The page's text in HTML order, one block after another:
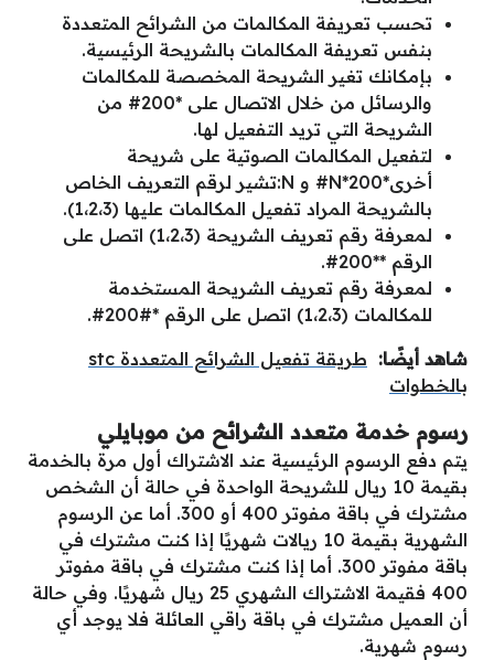
تحسب تعريفة المكالمات من الشرائح المتعددة
بنفس تعريفة المكالمات بالشريحة الرئيسية.
بإمكانك تغير الشريحة المخصصة للمكالمات
والرسائل من خلال الاتصال على *200# من
الشريحة التي تريد التفعيل لها.
لتفعيل المكالمات الصوتية على شريحة
أخرى*200*N# و N:تشير لرقم التعريف الخاص
بالشريحة المراد تفعيل المكالمات عليها (1،2،3)‬.
لمعرفة رقم تعريف الشريحة (1،2،3) اتصل على
الرقم **200#.
لمعرفة رقم تعريف الشريحة المستخدمة
للمكالمات (1،2،3) اتصل على الرقم *#200#.
شاهد أيضًا:
طريقة تفعيل الشرائح المتعددة stc
بالخطوات
رسوم خدمة متعدد الشرائح من موبايلي
يتم دفع الرسوم الرئيسية عند الاشتراك أول مرة بالخدمة
بقيمة 10 ريال للشريحة الواحدة في حالة أن الشخص
مشترك في باقة مفوتر 400 أو 300. أما عن الرسوم
الشهرية بقيمة 10 ريالات شهريًا إذا كنت مشترك في
باقة مفوتر 300. أما إذا كنت مشترك في باقة مفوتر
400 فقيمة الاشتراك الشهري 25 ريال شهريًا. وفي حالة
أن العميل مشترك في باقة راقي العائلة فلا يوجد أي
رسوم شهرية.